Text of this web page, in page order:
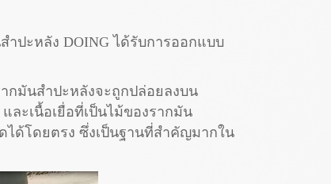
ปะหลัง DOING ได้รับการออกแบบ
กมันสำปะหลังจะถูกปล่อยลงบน
ละเนื้อเยื่อที่เป็นไม้ของรากมัน
ด้โดยตรง ซึ่งเป็นฐานที่สำคัญมากใน